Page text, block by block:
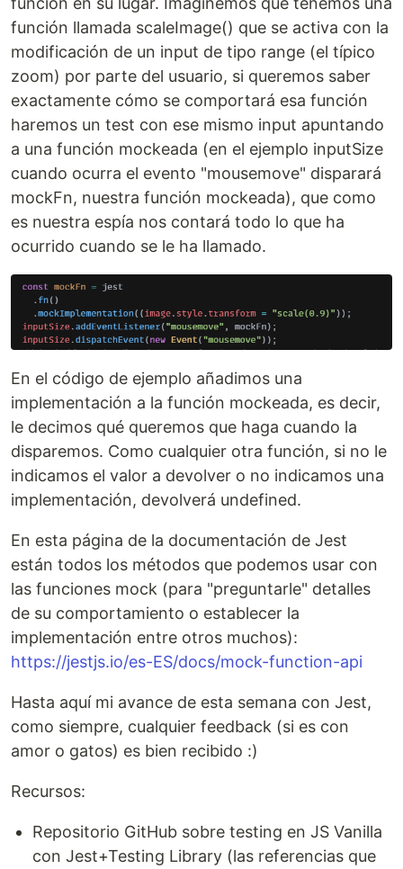
función llamada scaleImage() que se activa con la
modificación de un input de tipo range (el típico
zoom) por parte del usuario, si queremos saber
exactamente cómo se comportará esa función
haremos un test con ese mismo input apuntando
a una función mockeada (en el ejemplo inputSize
cuando ocurra el evento "mousemove" disparará
mockFn, nuestra función mockeada), que como
es nuestra espía nos contará todo lo que ha
ocurrido cuando se le ha llamado.
En el código de ejemplo añadimos una
implementación a la función mockeada, es decir,
le decimos qué queremos que haga cuando la
disparemos. Como cualquier otra función, si no le
indicamos el valor a devolver o no indicamos una
implementación, devolverá undefined.
En esta página de la documentación de Jest
están todos los métodos que podemos usar con
las funciones mock (para "preguntarle" detalles
de su comportamiento o establecer la
implementación entre otros muchos):
https://jestjs.io/es-ES/docs/mock-function-api
Hasta aquí mi avance de esta semana con Jest,
como siempre, cualquier feedback (si es con
amor o gatos) es bien recibido :)
Recursos:
Repositorio GitHub sobre testing en JS Vanilla
con Jest+Testing Library (las referencias que